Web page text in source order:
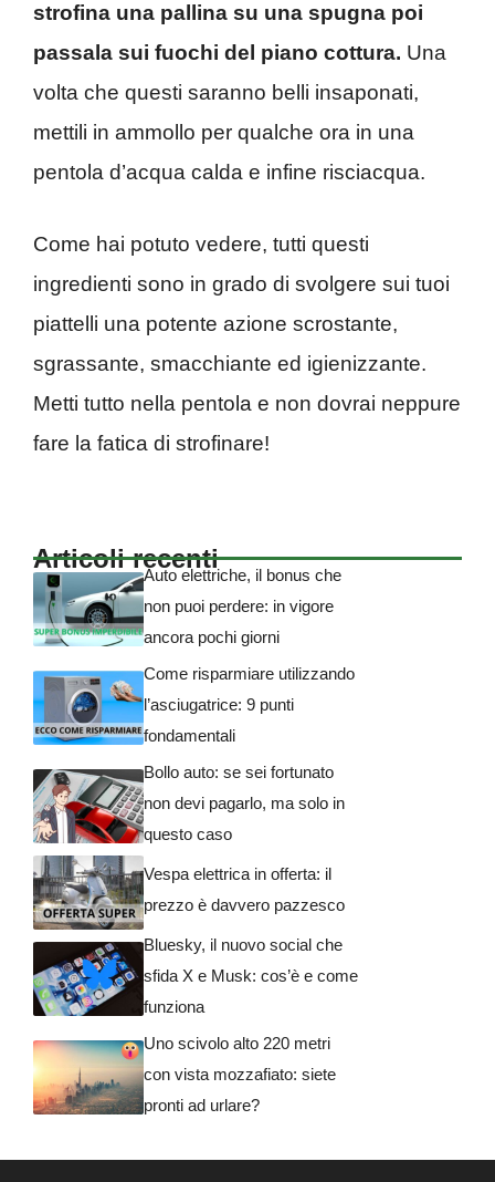
strofina una pallina su una spugna poi
passala sui fuochi del piano cottura. Una
volta che questi saranno belli insaponati,
mettili in ammollo per qualche ora in una
pentola d’acqua calda e infine risciacqua.
Come hai potuto vedere, tutti questi
ingredienti sono in grado di svolgere sui tuoi
piattelli una potente azione scrostante,
sgrassante, smacchiante ed igienizzante.
Metti tutto nella pentola e non dovrai neppure
fare la fatica di strofinare!
Articoli recenti
Auto elettriche, il bonus che
non puoi perdere: in vigore
ancora pochi giorni
Come risparmiare utilizzando
l’asciugatrice: 9 punti
fondamentali
Bollo auto: se sei fortunato
non devi pagarlo, ma solo in
questo caso
Vespa elettrica in offerta: il
prezzo è davvero pazzesco
Bluesky, il nuovo social che
sfida X e Musk: cos’è e come
funziona
Uno scivolo alto 220 metri
con vista mozzafiato: siete
pronti ad urlare?